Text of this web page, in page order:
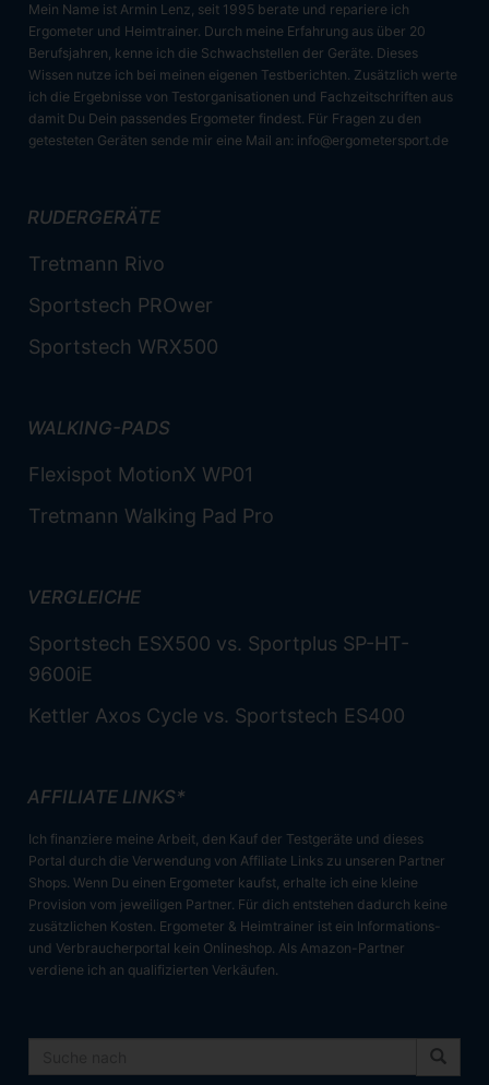
Mein Name ist Armin Lenz, seit 1995 berate und repariere ich
Ergometer und Heimtrainer. Durch meine Erfahrung aus über 20
Berufsjahren, kenne ich die Schwachstellen der Geräte. Dieses
Wissen nutze ich bei meinen eigenen Testberichten. Zusätzlich werte
ich die Ergebnisse von Testorganisationen und Fachzeitschriften aus
damit Du Dein passendes Ergometer findest. Für Fragen zu den
getesteten Geräten sende mir eine Mail an: info@ergometersport.de
RUDERGERÄTE
Tretmann Rivo
Sportstech PROwer
Sportstech WRX500
WALKING-PADS
Flexispot MotionX WP01
Tretmann Walking Pad Pro
VERGLEICHE
Sportstech ESX500 vs. Sportplus SP-HT-
9600iE
Kettler Axos Cycle vs. Sportstech ES400
AFFILIATE LINKS*
Ich finanziere meine Arbeit, den Kauf der Testgeräte und dieses
Portal durch die Verwendung von Affiliate Links zu unseren Partner
Shops. Wenn Du einen Ergometer kaufst, erhalte ich eine kleine
Provision vom jeweiligen Partner. Für dich entstehen dadurch keine
zusätzlichen Kosten. Ergometer & Heimtrainer ist ein Informations-
und Verbraucherportal kein Onlineshop. Als Amazon-Partner
verdiene ich an qualifizierten Verkäufen.